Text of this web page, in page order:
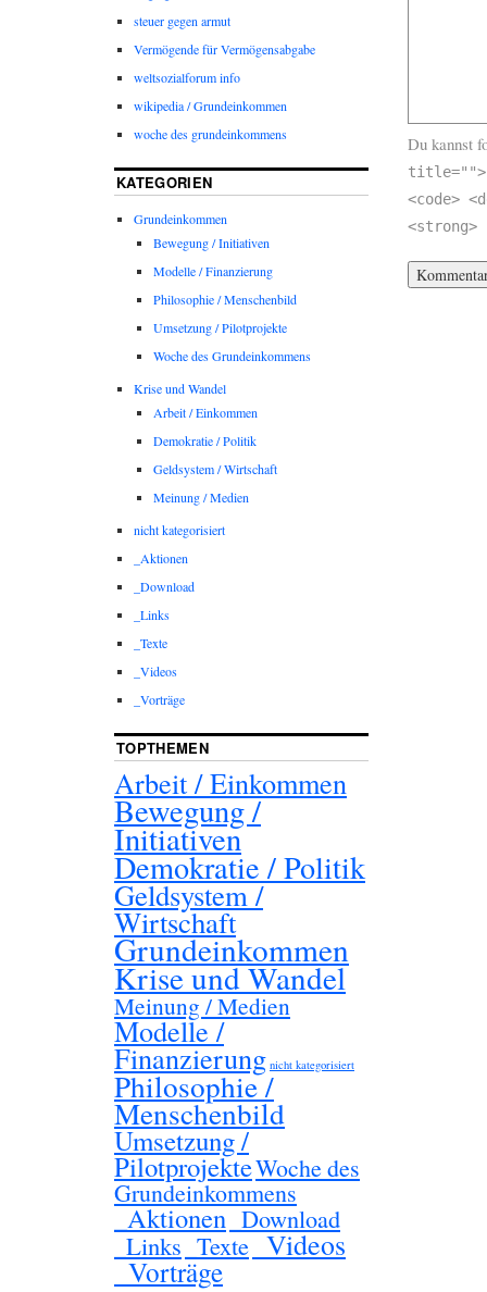
Du kannst
title="">
<code>
<strong>
steuer gegen armut
Vermögende für Vermögensabgabe
weltsozialforum info
wikipedia / Grundeinkommen
woche des grundeinkommens
KATEGORIEN
Grundeinkommen
Bewegung / Initiativen
Modelle / Finanzierung
Philosophie / Menschenbild
Umsetzung / Pilotprojekte
Woche des Grundeinkommens
Krise und Wandel
Arbeit / Einkommen
Demokratie / Politik
Geldsystem / Wirtschaft
Meinung / Medien
nicht kategorisiert
_Aktionen
_Download
_Links
_Texte
_Videos
_Vorträge
TOPTHEMEN
Arbeit / Einkommen
Bewegung /
Initiativen
Demokratie / Politik
Geldsystem /
Wirtschaft
Grundeinkommen
Krise und Wandel
Meinung / Medien
Modelle /
Finanzierung nicht kategorisiert
Philosophie /
Menschenbild
Umsetzung /
PilotprojekteWoche des
Grundeinkommens
_Aktionen _Download
_Links _Texte_Videos
_Vorträge